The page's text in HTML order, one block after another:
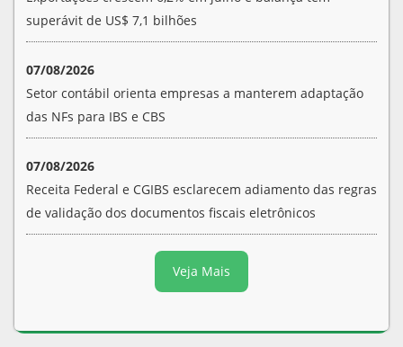
superávit de US$ 7,1 bilhões
07/08/2026
Setor contábil orienta empresas a manterem adaptação
das NFs para IBS e CBS
07/08/2026
Receita Federal e CGIBS esclarecem adiamento das regras
de validação dos documentos fiscais eletrônicos
Veja Mais